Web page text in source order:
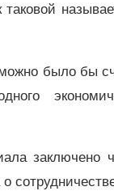
таковой
было бы
заключено